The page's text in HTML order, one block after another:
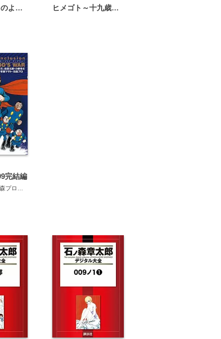
恋は雨上がりのように ヒメゴト～十九歳の制服～
完結編
プロ